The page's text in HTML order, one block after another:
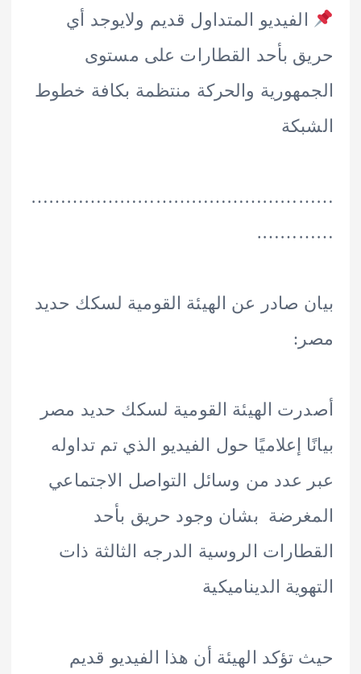
المتداول قديم ولايوجد أي
بأحد القطارات على مستوى
والحركة منتظمة بكافة خطوط
صادر عن الهيئة القومية لسكك حديد
الهيئة القومية لسكك حديد مصر
إعلاميًا حول الفيديو الذي تم تداوله
عدد من وسائل التواصل الاجتماعي
بشان وجود حريق بأحد
الروسية الدرجه الثالثة ذات
الديناميكية
الهيئة أن هذا الفيديو قديم